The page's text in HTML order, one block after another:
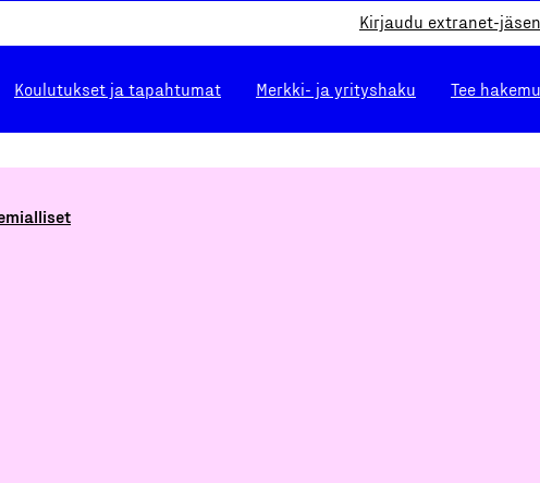
Kirjaudu extranet-
Koulutukset ja tapahtumat Merkki- ja yrityshaku Tee